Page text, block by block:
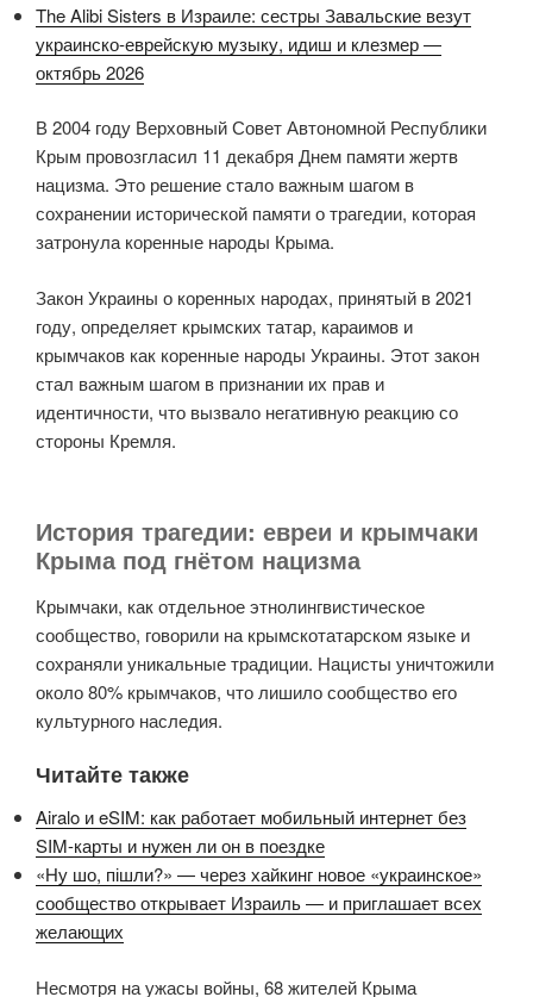
The Alibi Sisters в Израиле: сестры Завальские везут
украинско-еврейскую музыку, идиш и клезмер —
октябрь 2026
В 2004 году Верховный Совет Автономной Республики
Крым провозгласил 11 декабря Днем памяти жертв
нацизма. Это решение стало важным шагом в
сохранении исторической памяти о трагедии, которая
затронула коренные народы Крыма.
Закон Украины о коренных народах, принятый в 2021
году, определяет крымских татар, караимов и
крымчаков как коренные народы Украины. Этот закон
стал важным шагом в признании их прав и
идентичности, что вызвало негативную реакцию со
стороны Кремля.
История трагедии: евреи и крымчаки
Крыма под гнётом нацизма
Крымчаки, как отдельное этнолингвистическое
сообщество, говорили на крымскотатарском языке и
сохраняли уникальные традиции. Нацисты уничтожили
около 80% крымчаков, что лишило сообщество его
культурного наследия.
Читайте также
Airalo и eSIM: как работает мобильный интернет без
SIM-карты и нужен ли он в поездке
«Ну шо, пішли?» — через хайкинг новое «украинское»
сообщество открывает Израиль — и приглашает всех
желающих
Несмотря на ужасы войны, 68 жителей Крыма